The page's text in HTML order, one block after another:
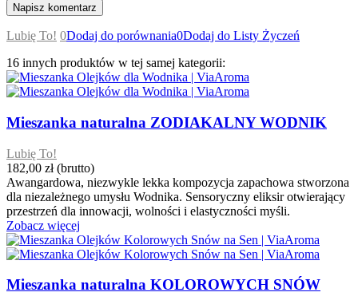
Lubię To! 0Dodaj do porównania0Dodaj do Listy Życzeń
16 innych produktów w tej samej kategorii:
Mieszanka naturalna ZODIAKALNY WODNIK
Lubię To!
182,00 zł (brutto)
Awangardowa, niezwykle lekka kompozycja zapachowa stworzona
dla niezależnego umysłu Wodnika. Sensoryczny eliksir otwierający
przestrzeń dla innowacji, wolności i elastyczności myśli.
Zobacz więcej
Mieszanka naturalna KOLOROWYCH SNÓW